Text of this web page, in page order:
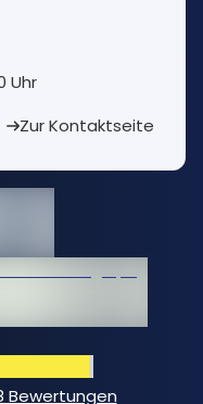
Uhr
Zur Kontaktseite
Bewertungen